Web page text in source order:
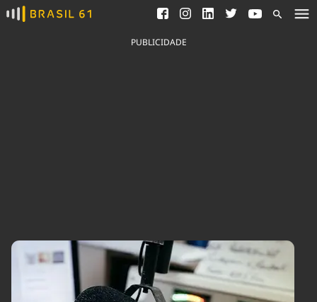
Ver todas as notícias
Saneamento
Indicadores
Agronegócios
Comportamento
Cultura
Economia
Meio Ambiente
Podcast
Política
PUBLICIDADE